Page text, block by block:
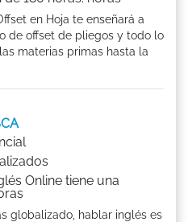
en Hoja te enseñará a
de offset de pliegos y todo lo
materias primas hasta la
Online tiene una
globalizado, hablar inglés es